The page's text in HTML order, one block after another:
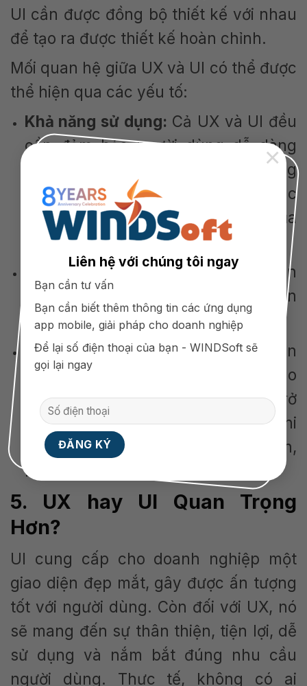
Liên hệ với chúng tôi ngay
Bạn cần tư vấn
Bạn cần biết thêm thông tin các ứng dụng
app mobile, giải pháp cho doanh nghiệp
Để lại số điện thoại của bạn - WINDSoft sẽ
gọi lại ngay
×
UI cần được đồng bộ thiết kế với nhau
để tạo ra được thiết kế hoàn chỉnh.
Mối quan hệ giữa UX và UI có thể được
thể hiện qua các yếu tố:
Khả năng sử dụng: Cả UX và UI đều
cần đảm bảo người dùng dễ dàng
tìm thấy thông tin họ cần, dễ dàng
thực hiện thao tác mua hàng, hoặc
tương tác với website, app của
doanh nghiệp.
Khả năng tiếp cận: UX và UI cần
đảm bảo khả năng tiếp cận của sản
phẩm/dịch vụ cho tất cả mọi người.
Khả năng hài lòng: UX và UI cần
mang lại trải nghiệm hài lòng cho
người dùng. Và giúp người dùng trở
thành khách hàng trung thành khi
doanh nghiệp tạo lòng tin, uy tín,
nâng cao trải nghiệm khách hàng.
5. UX hay UI Quan Trọng
Hơn?
UI cung cấp cho doanh nghiệp một
giao diện đẹp mắt, gây được ấn tượng
tốt với người dùng. Còn đối với UX, nó
sẽ mang đến sự thân thiện, tiện lợi, dễ
sử dụng và nắm bắt đúng nhu cầu
người dùng. Thực tế, không có ai